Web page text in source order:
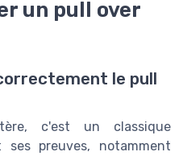
un pull over
le pull
c'est un classique
preuves, notamment